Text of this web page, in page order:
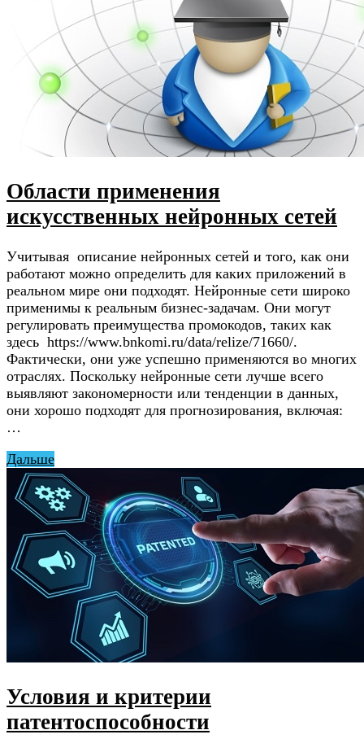
Области применения
искусственных нейронных сетей
Учитывая описание нейронных сетей и того, как они
работают можно определить для каких приложений в
реальном мире они подходят. Нейронные сети широко
применимы к реальным бизнес-задачам. Они могут
регулировать преимущества промокодов, таких как
здесь https://www.bnkomi.ru/data/relize/71660/.
Фактически, они уже успешно применяются во многих
отраслях. Поскольку нейронные сети лучше всего
выявляют закономерности или тенденции в данных,
они хорошо подходят для прогнозирования, включая:
…
Дальше
Условия и критерии
патентоспособности